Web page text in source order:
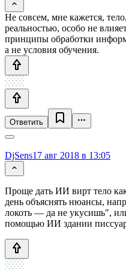
Не совсем, мне кажется,
реальностью, особо не
принципы обработки
а не условия обучения.
Ответить
DjSens17 авг 2018 в 13:05
Проще дать ИИ вирт тело
день объяснять нюансы,
локоть — да не укусишь",
помощью ИИ здании